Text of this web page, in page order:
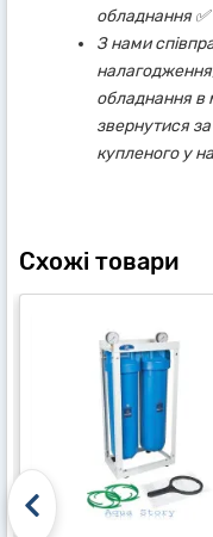
обладнання ✅
З нами
обладнання в
звернутися
купленого у
Схожі товари